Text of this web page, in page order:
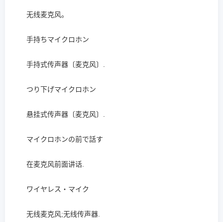
无线麦克风。
手持ちマイクロホン
手持式传声器〔麦克风〕.
つり下げマイクロホン
悬挂式传声器〔麦克风〕.
マイクロホンの前で話す
在麦克风前面讲话.
ワイヤレス・マイク
无线麦克风;无线传声器.